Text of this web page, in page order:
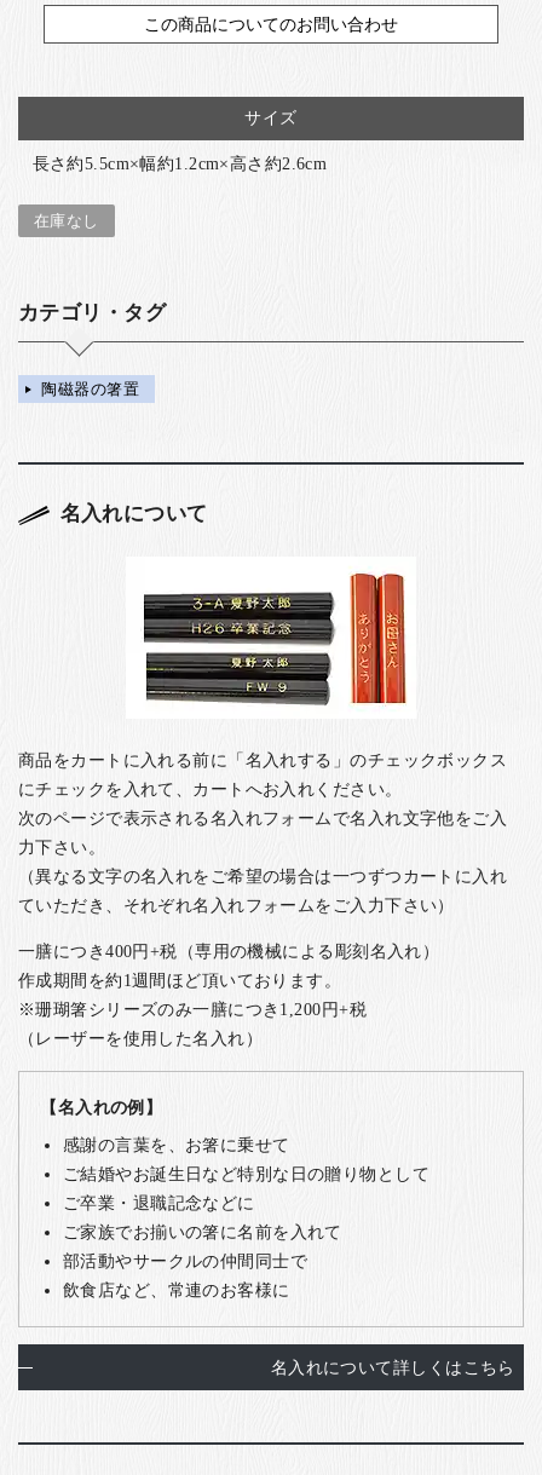
この商品についてのお問い合わせ
サイズ
長さ約5.5cm×幅約1.2cm×高さ約2.6cm
在庫なし
カテゴリ・タグ
陶磁器の箸置
名入れについて
商品をカートに入れる前に「名入れする」のチェックボックス
にチェックを入れて、カートへお入れください。
次のページで表示される名入れフォームで名入れ文字他をご入
力下さい。
（異なる文字の名入れをご希望の場合は一つずつカートに入れ
ていただき、それぞれ名入れフォームをご入力下さい）
一膳につき400円+税（専用の機械による彫刻名入れ）
作成期間を約1週間ほど頂いております。
※珊瑚箸シリーズのみ一膳につき1,200円+税
（レーザーを使用した名入れ）
【名入れの例】
感謝の言葉を、お箸に乗せて
ご結婚やお誕生日など特別な日の贈り物として
ご卒業・退職記念などに
ご家族でお揃いの箸に名前を入れて
部活動やサークルの仲間同士で
飲食店など、常連のお客様に
名入れについて詳しくはこちら